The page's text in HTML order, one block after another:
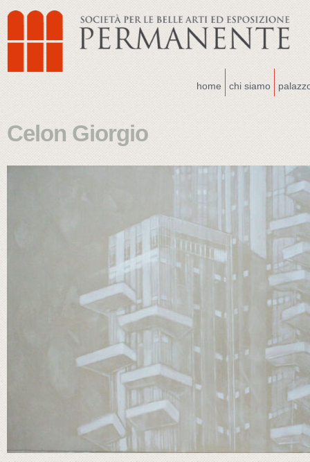
home chi siamo
Celon Giorgio